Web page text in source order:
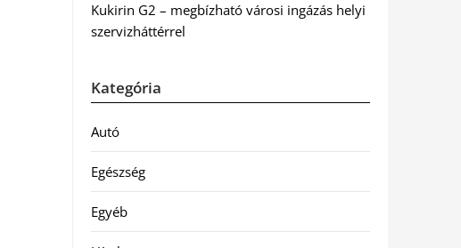
Kukirin G2 – megbízható városi ingázás helyi
szervizháttérrel
Kategória
Autó
Egészség
Egyéb